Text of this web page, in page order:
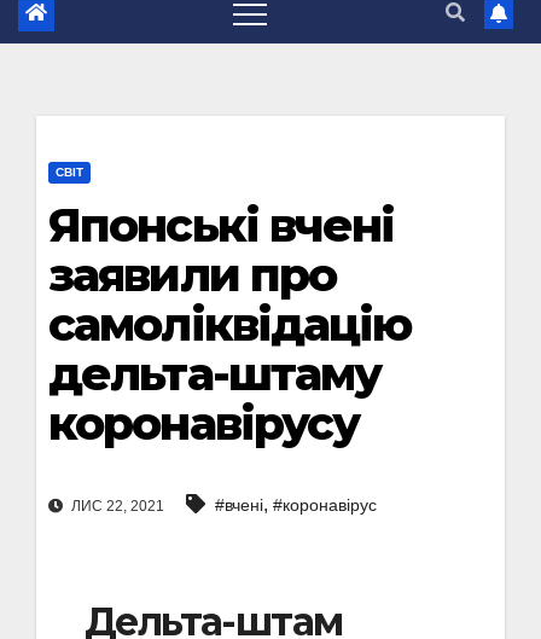
СВІТ
Японські вчені
заявили про
самоліквідацію
дельта-штаму
коронавірусу
ЛИС 22, 2021 #вчені, #коронавірус
Дельта-штам